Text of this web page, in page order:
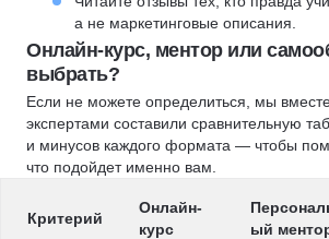
а не маркетинговые описания.
Онлайн-курс, ментор или
выбрать?
Если не можете определиться, мы
экспертами составили сравнительную
и минусов каждого формата — чтобы
что подойдет именно вам.
Критерий
Онлайн-
курс
ый